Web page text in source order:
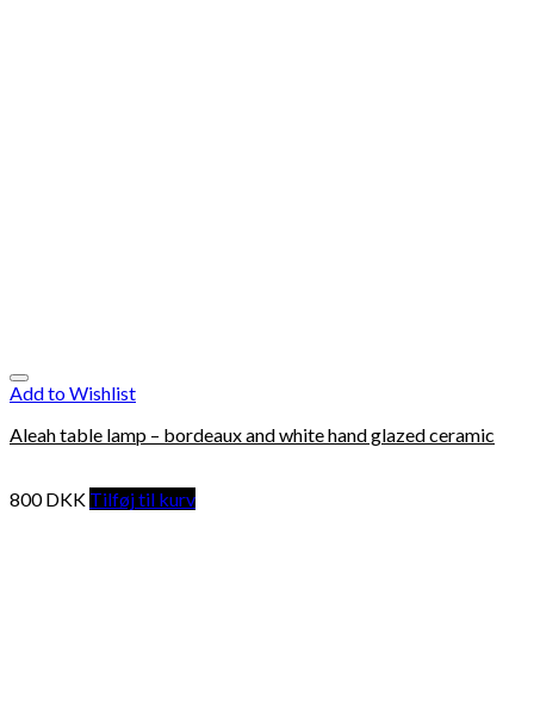
Add to Wishlist
Aleah table lamp – bordeaux and white hand glazed ceramic
800DKK Tilføj til kurv